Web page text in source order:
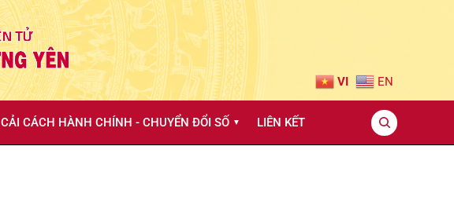
VI EN
CẢI CÁCH HÀNH CHÍNH - CHUYỂN ĐỔI SỐ ▼ LIÊN KẾT